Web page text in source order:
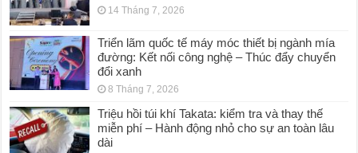
14 Tháng 7, 2026
Triển lãm quốc tế máy móc thiết bị ngành mía
đường: Kết nối công nghệ – Thúc đẩy chuyển
đổi xanh
8 Tháng 7, 2026
Triệu hồi túi khí Takata: kiểm tra và thay thế
miễn phí – Hành động nhỏ cho sự an toàn lâu
dài